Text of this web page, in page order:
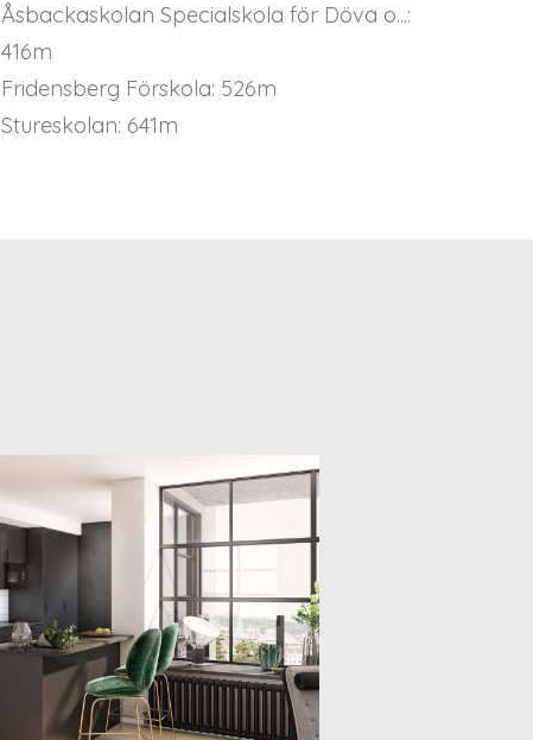
Åsbackaskolan Specialskola för Döva o...:
416m
Fridensberg Förskola: 526m
Stureskolan: 641m